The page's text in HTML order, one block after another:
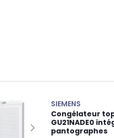
SIEMENS
Congélateur
GU21NADE0
pantographes